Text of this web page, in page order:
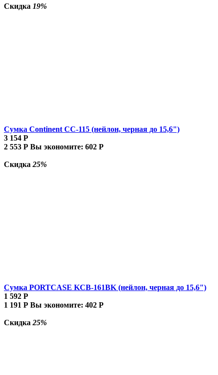
Скидка 19%
Сумка Continent CC-115 (нейлон, черная до 15,6")
3 154 Р
2 553 Р Вы экономите: 602 Р
Скидка 25%
Сумка PORTCASE KCB-161BK (нейлон, черная до 15,6")
1 592 Р
1 191 Р Вы экономите: 402 Р
Скидка 25%